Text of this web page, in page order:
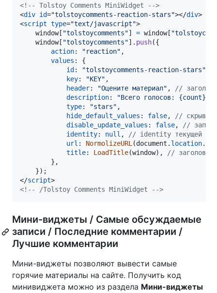
<!-- Tolstoy Comments MiniWidget -->
<div id="tolstoycomments-reaction-stars"></div>
<script type="text/javascript">
window[ "tolstoycomments"] = window[
window[ "tolstoycomments"] . push({
action: "reaction" ,
values : {
id : "tolstoycomments-reaction-stars"
key: "KEY" ,
header: "Оцените материал" ,
//
description:
"Всего голосов: {count}.
type: "stars" ,
hide_default_values : false,
//
disable_update_values : false,
//
identity: null ,
// identity текущей
url : NormolizeURL(document . location.
title: LoadTitle(window) ,
// заголовок
} ,
}) ;
</script>
<!-- /Tolstoy Comments MiniWidget -->
Мини-виджеты / Самые обсуждаемые
записи / Последние комментарии /
Лучшие комментарии
Мини-виджеты позволяют вывести самые
горячие материалы на сайте. Получить код
минивиджета можно из раздела Мини-виджеты